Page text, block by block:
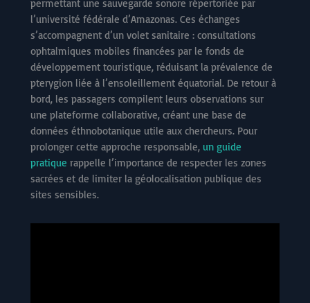
permettant une sauvegarde sonore répertoriée par
l’université fédérale d’Amazonas. Ces échanges
s’accompagnent d’un volet sanitaire : consultations
ophtalmiques mobiles financées par le fonds de
développement touristique, réduisant la prévalence de
pterygion liée à l’ensoleillement équatorial. De retour à
bord, les passagers compilent leurs observations sur
une plateforme collaborative, créant une base de
données éthnobotanique utile aux chercheurs. Pour
prolonger cette approche responsable, un guide
pratique rappelle l’importance de respecter les zones
sacrées et de limiter la géolocalisation publique des
sites sensibles.